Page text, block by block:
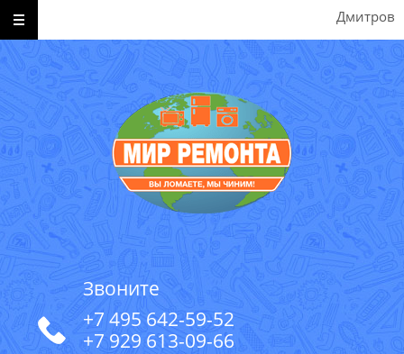
Дмитров
Звоните
+7 495 642-59-52
+7 929 613-09-66